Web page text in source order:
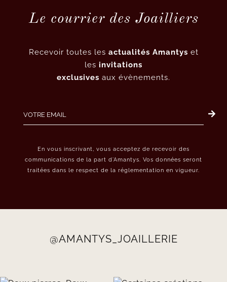
Le courrier des Joailliers
Recevoir toutes les actualités Amantys et
les invitations
exclusives aux évènements.
En vous inscrivant, vous acceptez de recevoir des
communications de la part d’Amantys. Vos données seront
traitées dans le respect de la réglementation en vigueur.
@AMANTYS_JOAILLERIE